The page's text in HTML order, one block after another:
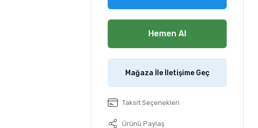
Hemen Al
Mağaza İle İletişime Geç
Taksit Seçenekleri
Ürünü Paylaş